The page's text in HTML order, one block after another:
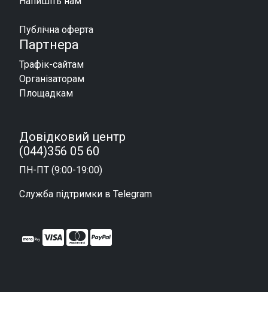
Публічна оферта
Партнера
Трафік-сайтам
Організаторам
Площадкам
Довідковий центр
(044)356 05 60
ПН-ПТ (9:00-19:00)
Служба підтримки в Telegram